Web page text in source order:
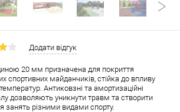
Додати відгук
20 мм призначена для покриття
спортивних майданчиків, стійка до впливу
Антиковзні та амортизаційні
дозволяють уникнути травм та створити
занять різними видами спорту.